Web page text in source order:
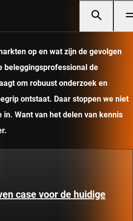
op en wat zijn de gevolgen
beleggingsprofessional de
om robuust onderzoek en
ontstaat. Daar stoppen we niet
Want van het delen van kennis
case voor de huidige